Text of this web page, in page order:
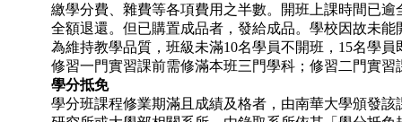
繳學分費、雜費等各項費用之半數。開班上課時間已
全額退還。但已購置成品者，發給成品。學校因故未
為維持教學品質，班級未滿10名學員不開班，15名學
修習一門實習課前需修滿本班三門學科；修習二門實
學分抵免
學分班課程修業期滿且成績及格者，由南華大學頒發